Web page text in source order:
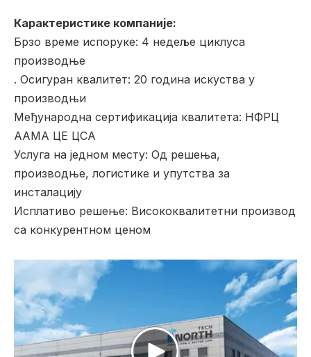
Карактеристике компаније:
Брзо време испоруке: 4 недеље циклуса
производње
. Осигуран квалитет: 20 година искуства у
производњи
Међународна сертификација квалитета: НФРЦ
ААМА ЦЕ ЦСА
Услуга на једном месту: Од решења,
производње, логистике и упутства за
инсталацију
Исплативо решење: Висококвалитетни производ
са конкурентном ценом